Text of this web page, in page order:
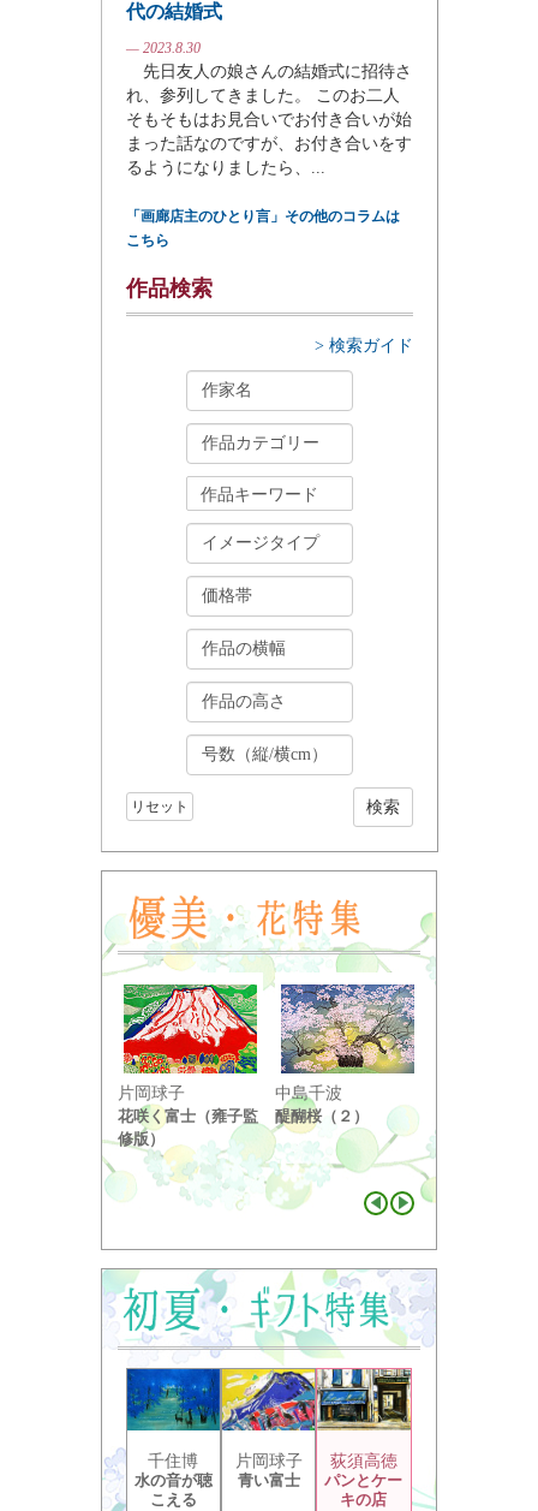
代の結婚式
— 2023.8.30
先日友人の娘さんの結婚式に招待さ
れ、参列してきました。 このお二人
そもそもはお見合いでお付き合いが始
まった話なのですが、お付き合いをす
るようになりましたら、...
「画廊店主のひとり言」その他のコラムは
こちら
作品検索
> 検索ガイド
リセット
片岡球子
花咲く富士（雍子監
修版）
中島千波
醍醐桜（２）
り ...
千住博
水の音が聴
こえる
片岡球子
青い富士
荻須高徳
パンとケー
キの店